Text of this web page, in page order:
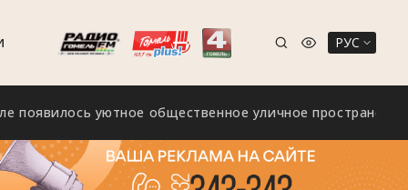
РУС
уютное общественное уличное пространство